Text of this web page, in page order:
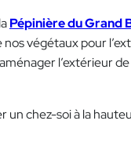
Pépinière du Grand
nos végétaux pour
l’extérieur
chez-soi à la